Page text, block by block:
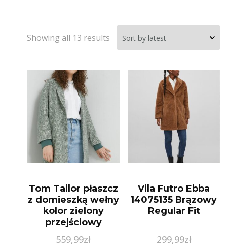
Showing all 13 results
Tom Tailor płaszcz
z domieszką wełny
kolor zielony
przejściowy
559,99zł
Vila Futro Ebba
14075135 Brązowy
Regular Fit
299,99zł